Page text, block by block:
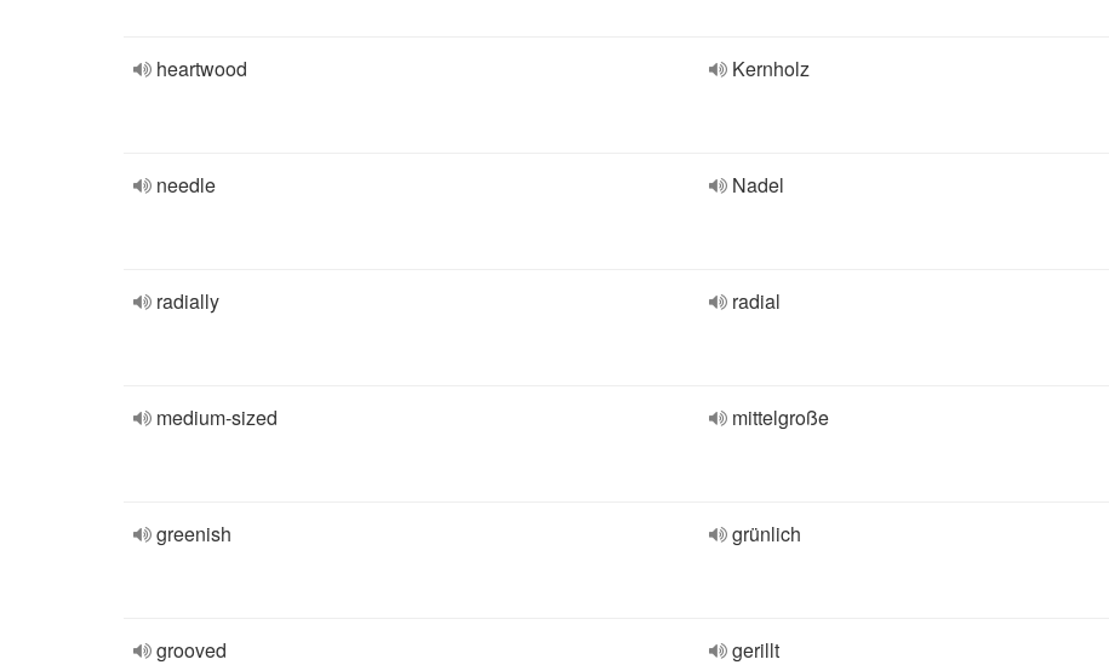
heartwood Kernholz
needle Nadel
radially radial
medium-sized mittelgroße
greenish grünlich
grooved gerillt